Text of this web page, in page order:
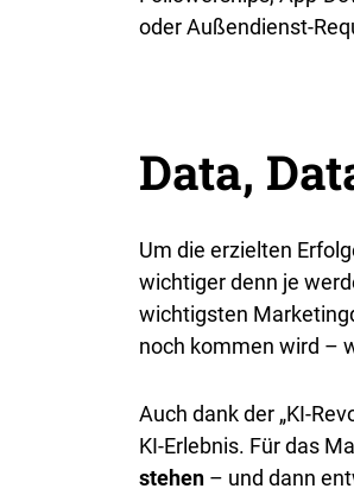
oder Außendienst-
Data,
Um die erzielten
wichtiger denn je
wichtigsten
noch kommen wird –
Auch dank der „KI-
KI-Erlebnis. Für das
stehen – und dann